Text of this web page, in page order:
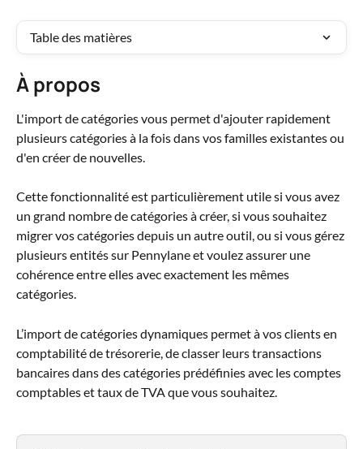
Table des matières
À propos
L'import de catégories vous permet d'ajouter rapidement
plusieurs catégories à la fois dans vos familles existantes ou
d'en créer de nouvelles.
Cette fonctionnalité est particulièrement utile si vous avez
un grand nombre de catégories à créer, si vous souhaitez
migrer vos catégories depuis un autre outil, ou si vous gérez
plusieurs entités sur Pennylane et voulez assurer une
cohérence entre elles avec exactement les mêmes
catégories.
L’import de catégories dynamiques permet à vos clients en
comptabilité de trésorerie, de classer leurs transactions
bancaires dans des catégories prédéfinies avec les comptes
comptables et taux de TVA que vous souhaitez.